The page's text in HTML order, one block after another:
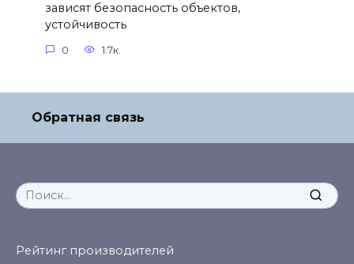
зависят безопасность объектов,
устойчивость
0 1.7к.
Обратная связь
Search
for:
Рейтинг производителей